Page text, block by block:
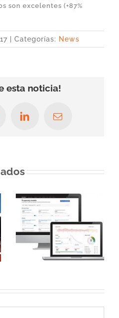
son excelentes (+87%
| Categorías: News
esta noticia!
LinkedInCorreo